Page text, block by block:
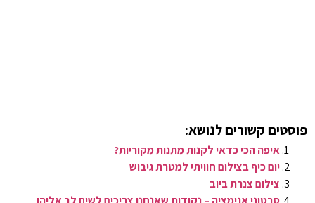
פוסטים קשורים לנושא:
איפה הכי כדאי לקנות מתנות מקוריות?
יום כיף בצילום חוויתי למטרת גיבוש
צילום צנרת ביוב